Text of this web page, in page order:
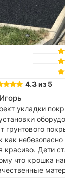
4.3 из 5
Игорь
укладки
грунтового
как
красиво. Дети
что крошка